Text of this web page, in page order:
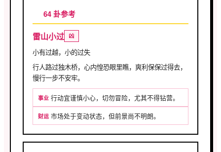
64 卦参考
雷山小过 凶
小有过越，小的过失
行人路过独木桥，心内惶恐眼里瞧，爽利保保过得去，
慢行一步不安牢。
事业 行动宜谨慎小心，切勿冒险，尤其不得钻营。
财运 市场处于变动状态，但前景尚不明朗。